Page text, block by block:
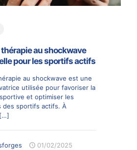
au shockwave
pour les sportifs actifs
au shockwave est une
utilisée pour favoriser la
et optimiser les
des sportifs actifs. À
[…]
01/02/2025